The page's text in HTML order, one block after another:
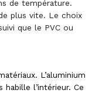
de température.
plus vite. Le choix
que le PVC ou
L’aluminium
l’intérieur. Ce